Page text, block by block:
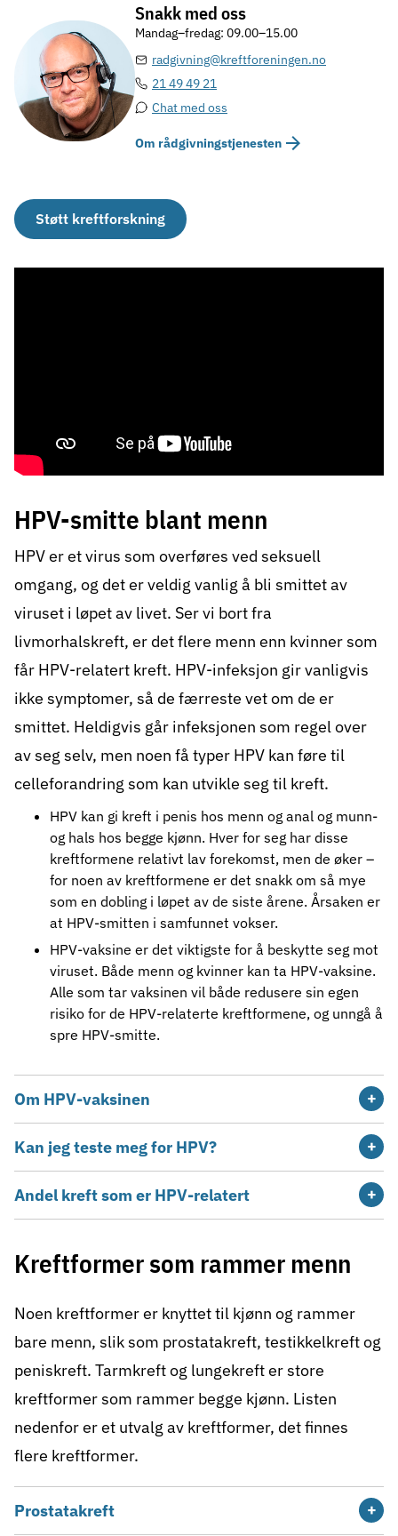
Snakk med oss
Mandag–fredag: 09.00–15.00
radgivning@kreftforeningen.no
21 49 49 21
Chat med oss
Om rådgivningstjenesten
Støtt kreftforskning
HPV-smitte blant menn
HPVer et virus som overføres ved seksuell
omgang, og det er veldig vanlig å bli smittet av
viruset i løpet av livet. Ser vi bort fra
livmorhalskreft, er det flere menn enn kvinner som
får HPV-relatert kreft. HPV-infeksjon gir vanligvis
ikke symptomer, så de færreste vet om de er
smittet. Heldigvis går infeksjonen som regel over
av seg selv, men noen få typer HPV kan føre til
celleforandring som kan utvikle seg til kreft.
HPV kan gi kreft i penis hos menn og anal og munn-
og hals hos begge kjønn. Hver for seg har disse
kreftformene relativt lav forekomst, men de øker –
for noen av kreftformene er det snakk om så mye
som en dobling i løpet av de siste årene. Årsaken er
at HPV-smitten i samfunnet vokser.
HPV-vaksine er det viktigste for å beskytte seg mot
viruset. Både menn og kvinner kan ta HPV-vaksine.
Alle som tar vaksinen vil både redusere sin egen
risiko for de HPV-relaterte kreftformene, og unngå å
spre HPV-smitte.
Om HPV-vaksinen
Kan jeg teste meg for HPV?
Andel kreft som er HPV-relatert
Kreftformer som rammer menn
Noen kreftformer er knyttet til kjønn og rammer
bare menn, slik som prostatakreft, testikkelkreftog
peniskreft. Tarmkreftog lungekrefter store
kreftformer som rammer begge kjønn. Listen
nedenfor er et utvalg av kreftformer, det finnes
flere kreftformer.
Prostatakreft